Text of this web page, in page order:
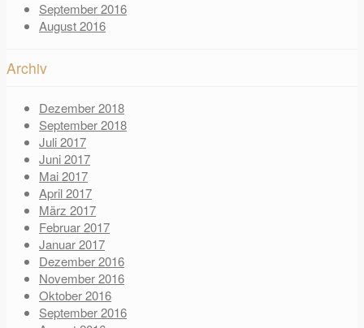
September 2016
August 2016
Archiv
Dezember 2018
September 2018
Juli 2017
Juni 2017
Mai 2017
April 2017
März 2017
Februar 2017
Januar 2017
Dezember 2016
November 2016
Oktober 2016
September 2016